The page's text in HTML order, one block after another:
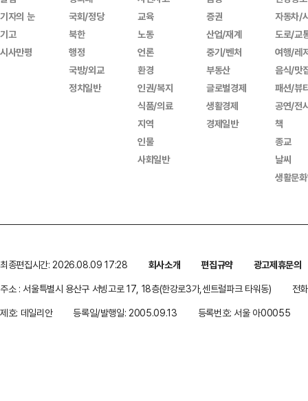
기자의 눈
기고
시사만평
국회/정당
북한
행정
국방/외교
정치일반
교육
노동
언론
환경
인권/복지
식품/의료
지역
인물
사회일반
증권
산업/재계
중기/벤처
부동산
글로벌경제
생활경제
경제일반
자동차/
도로/교
여행/레
음식/맛
패션/뷰
공연/전
책
종교
날씨
생활문
최종편집시간: 2026.08.09 17:28 회사소개 편집규약
광고제휴문의
주소 : 서울특별시 용산구 서빙고로 17, 18층(한강로3가,센트럴파크 타워동)
전
제호: 데일리안
등록일/발행일: 2005.09.13 등록번호: 서울 아00055